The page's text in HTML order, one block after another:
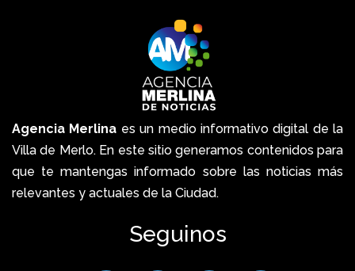
Agencia Merlina es un medio informativo digital de la
Villa de Merlo. En este sitio generamos contenidos para
que te mantengas informado sobre las noticias más
relevantes y actuales de la Ciudad.
Seguinos